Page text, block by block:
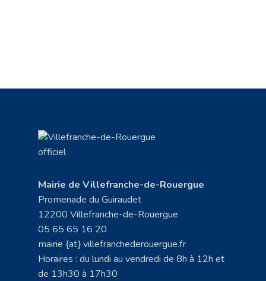
Mairie de Villefranche-de-Rouergue
Promenade du Guiraudet
12200 Villefranche-de-Rouergue
05 65 65 16 20
mairie {at} villefranchederouergue.fr
Horaires : du lundi au vendredi de 8h à 12h et
de 13h30 à 17h30